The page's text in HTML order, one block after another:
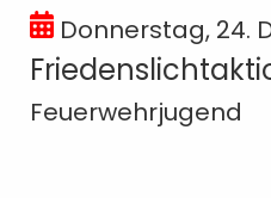
Donnerstag, 24.
Feuerwehrjugend